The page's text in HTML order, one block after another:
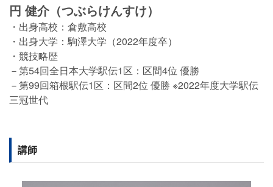
円 健介（つぶらけんすけ）
・出身高校：倉敷高校
・出身大学：駒澤大学（2022年度卒）
・競技略歴
－第54回全日本大学駅伝1区：区間4位 優勝
－第99回箱根駅伝1区：区間2位 優勝 ※2022年度大学駅伝
三冠世代
講師